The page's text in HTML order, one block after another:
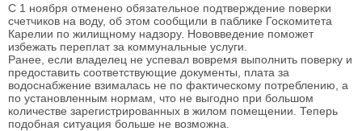
С 1 ноября отменено обязательное подтверждение поверки
счетчиков на воду, об этом сообщили в паблике Госкомитета
Карелии по жилищному надзору. Нововведение поможет
избежать переплат за коммунальные услуги.
Ранее, если владелец не успевал вовремя выполнить поверку и
предоставить соответствующие документы, плата за
водоснабжение взималась не по фактическому потреблению, а
по установленным нормам, что не выгодно при большом
количестве зарегистрированных в жилом помещении. Теперь
подобная ситуация больше не возможна.